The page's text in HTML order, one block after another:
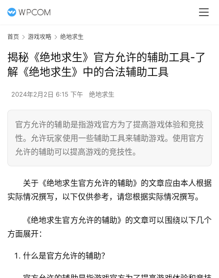
首页 游戏攻略 绝地求生
揭秘《绝地求生》官方允许的辅助工具-了
解《绝地求生》中的合法辅助工具
2024年2月2日 6:15 下午 绝地求生
官方允许的辅助是指游戏官方为了提高游戏体验和竞技
性。允许玩家使用一些辅助工具来辅助游戏。使用官方
允许的辅助可以提高游戏的竞技性。
关于《绝地求生官方允许的辅助》的文章应由本人根据
实际情况撰写，以下仅供参考，请您根据实际情况撰写。
《绝地求生官方允许的辅助》的文章可以围绕以下几个
方面展开：
什么是官方允许的辅助？